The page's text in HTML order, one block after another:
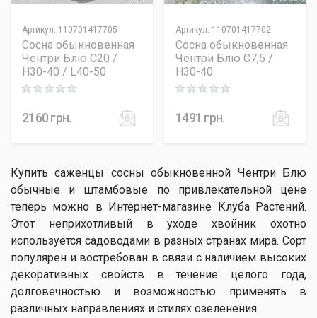
Артикул: 110701417705
Сосна обыкновенная
Чентри Блю C20 /
H30-40 / L40-50
Rating: 0 out of 5
2160грн.
Артикул: 110701417702
Сосна обыкновенная
Чентри Блю C7,5 /
H30-40
Rating: 0 out of 5
1491 грн.
Купить саженцы сосны обыкновенной Чентри Блю
обычные и штамбовые по привлекательной цене
теперь можно в Интернет-магазине Клуба Растений.
Этот неприхотливый в уходе хвойник охотно
используется садоводами в разных странах мира. Сорт
популярен и востребован в связи с наличием высоких
декоративных свойств в течение целого года,
долговечностью и возможностью применять в
различных направлениях и стилях озеленения.